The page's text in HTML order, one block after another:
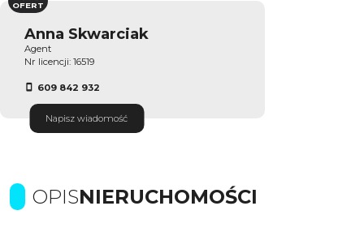
Anna Skwarciak
Agent
Nr licencji: 16519
609 842 932
Napisz wiadomość
OFERT
OPISNIERUCHOMOŚCI